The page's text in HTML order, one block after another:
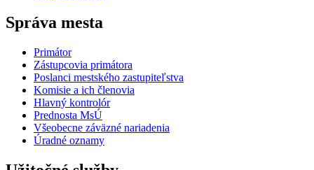
Správa mesta
Primátor
Zástupcovia primátora
Poslanci mestského zastupiteľstva
Komisie a ich členovia
Hlavný kontrolór
Prednosta MsÚ
Všeobecne záväzné nariadenia
Úradné oznamy